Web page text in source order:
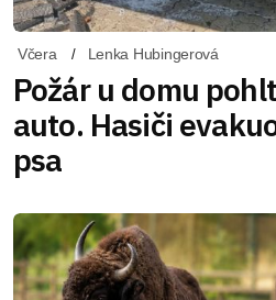
Včera Lenka Hubingerová
Požár u domu
auto. Hasiči
psa